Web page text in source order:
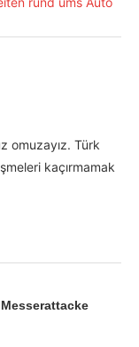
omuzayız. Türk
kaçırmamak